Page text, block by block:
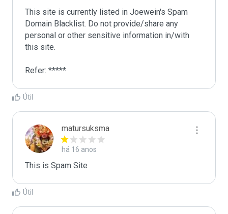
This site is currently listed in Joewein's Spam
Domain Blacklist. Do not provide/share any
personal or other sensitive information in/with
this site.
Refer: *****
Útil
matursuksma
há 16 anos
This is Spam Site
Útil